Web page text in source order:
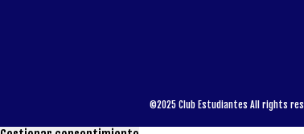
©2025 Club Estudiantes All rights